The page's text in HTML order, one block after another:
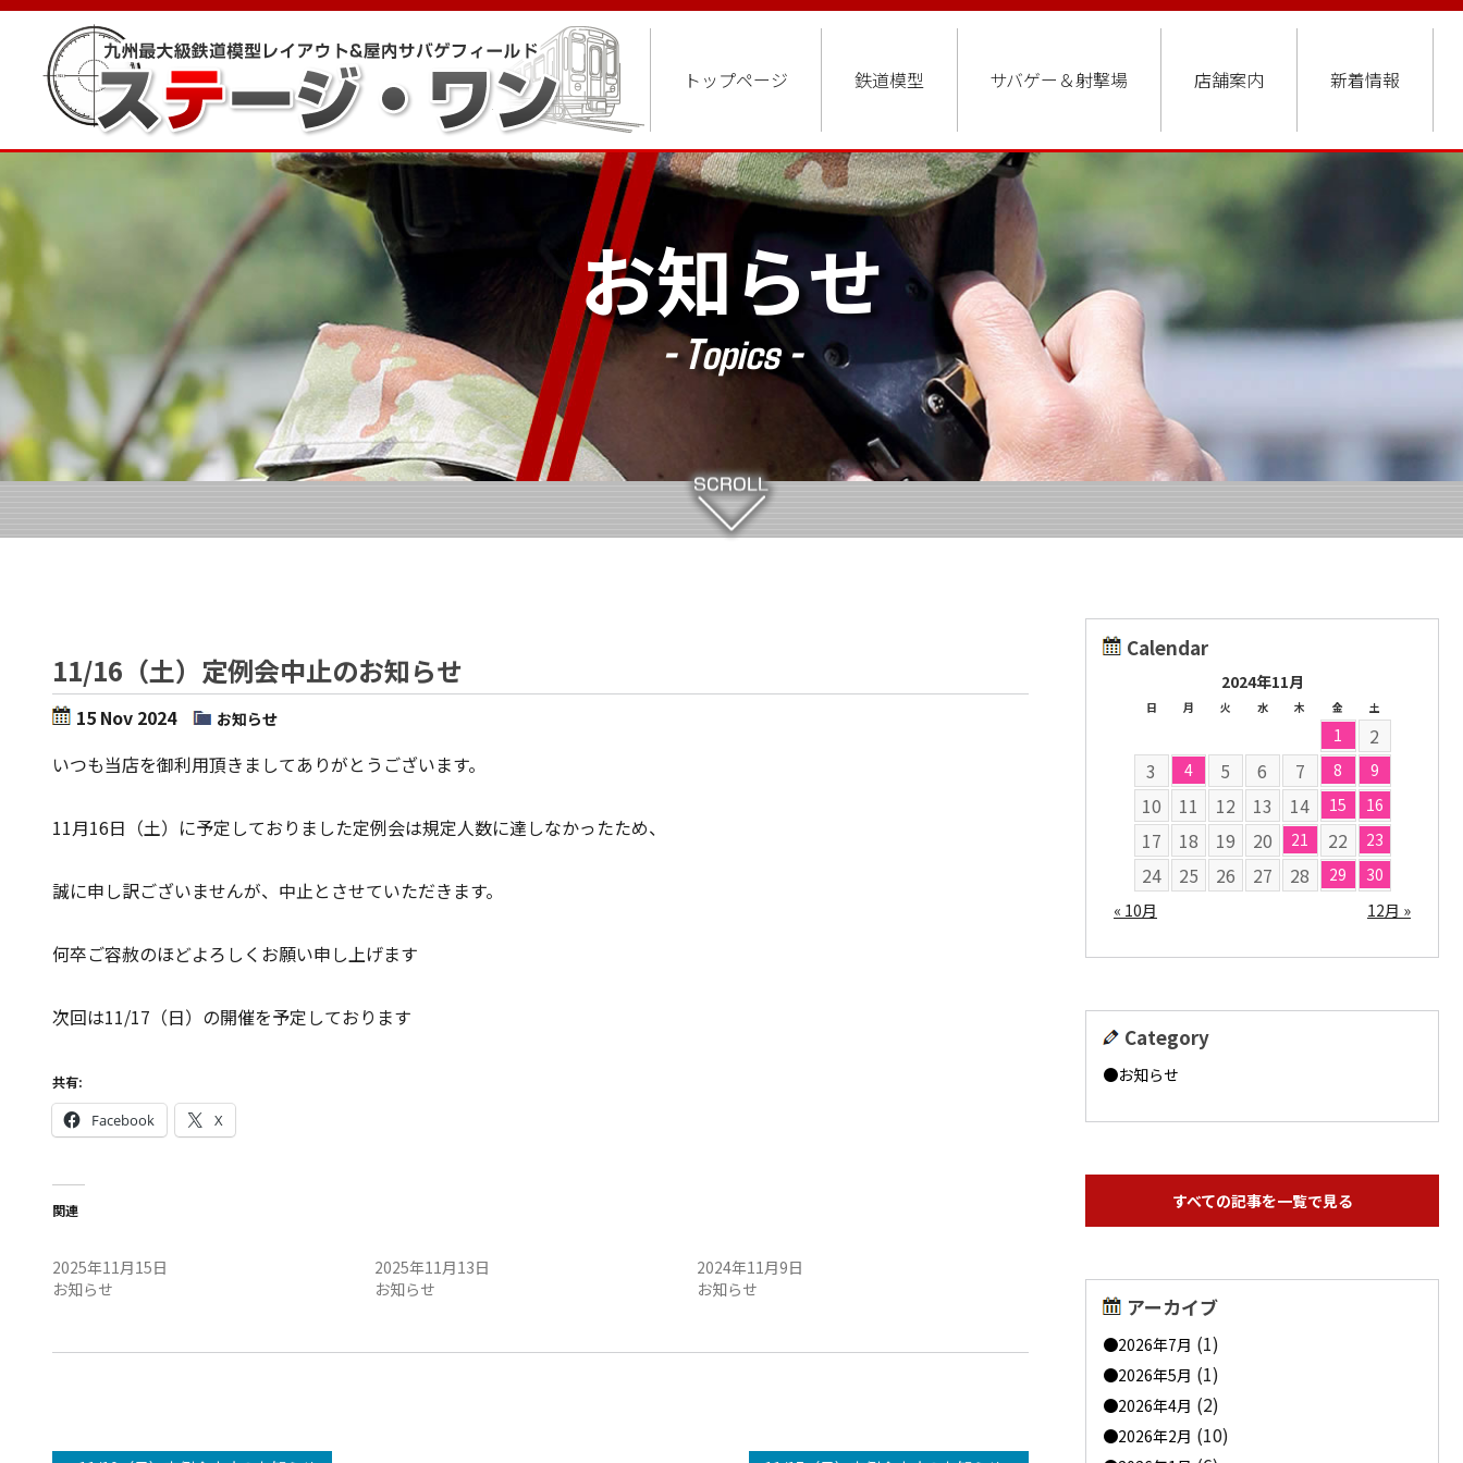
トップページ 鉄道模型 サバゲー＆射撃場 店舗案内 新着情報
お知らせ
- Topics -
11/16（土）定例会中止のお知らせ
15 Nov 2024 お知らせ
いつも当店を御利用頂きましてありがとうございます。
11月16日（土）に予定しておりました定例会は規定人数に達しなかったため、
誠に申し訳ございませんが、中止とさせていただきます。
何卒ご容赦のほどよろしくお願い申し上げます
次回は11/17（日）の開催を予定しております
共有:
Facebook X
関連
2025年11月15日
お知らせ
2025年11月13日
お知らせ
2024年11月9日
お知らせ
Calendar
2024年11月
日 月 火 水 木 金 土
1
2
3
4 5 6 7 8 9
10 11 12 13 14 15 16
17 18 19 20 21 22 23
24 25 26 27 28 29
30
« 10月
12月 »
Category
お知らせ
すべての記事を一覧で見る
アーカイブ
2026年7月 (1)
2026年5月 (1)
2026年4月 (2)
2026年2月 (10)